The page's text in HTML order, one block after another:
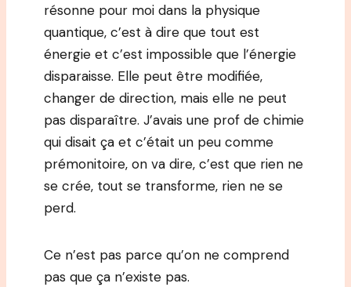
résonne pour moi dans la physique
quantique, c’est à dire que tout est
énergie et c’est impossible que l’énergie
disparaisse. Elle peut être modifiée,
changer de direction, mais elle ne peut
pas disparaître. J’avais une prof de chimie
qui disait ça et c’était un peu comme
prémonitoire, on va dire, c’est que rien ne
se crée, tout se transforme, rien ne se
perd.
Ce n’est pas parce qu’on ne comprend
pas que ça n’existe pas.